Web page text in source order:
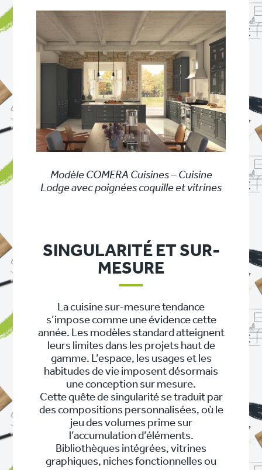
Modèle COMERA Cuisines – Cuisine
Lodge avec poignées coquille et vitrines
SINGULARITÉ ET SUR-
MESURE
La cuisine sur-mesure tendance
s’impose comme une évidence cette
année. Les modèles standard atteignent
leurs limites dans les projets haut de
gamme. L’espace, les usages et les
habitudes de vie imposent désormais
une conception sur mesure.
Cette quête de singularité se traduit par
des compositions personnalisées, où le
jeu des volumes prime sur
l’accumulation d’éléments.
Bibliothèques intégrées, vitrines
graphiques, niches fonctionnelles ou